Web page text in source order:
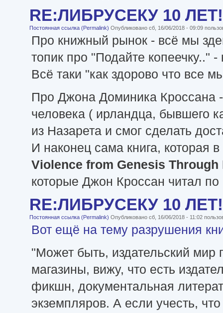
RE:ЛИБРУСЕКУ 10
Постоянная ссылка (Permalink) Опубликовано сб, 16/06/2018 - 09:09
Про книжный рынок - всё мы
топик про "Подайте копеечку.."
Всё таки "как здорово что все
Про Джона Доминика Кроссана -
человека ( ирландца, бывшего
из Назарета и смог сделать
И наконец сама книга, которая
Violence from Genesis
которые Джон Кроссан читал
RE:ЛИБРУСЕКУ 10
Постоянная ссылка (Permalink) Опубликовано сб, 16/06/2018 - 11:02
Вот ещё на тему разрушения
"Может быть, издательский мир
магазины, вижу, что есть
фикшн, документальная
экземпляров. А если учесть,